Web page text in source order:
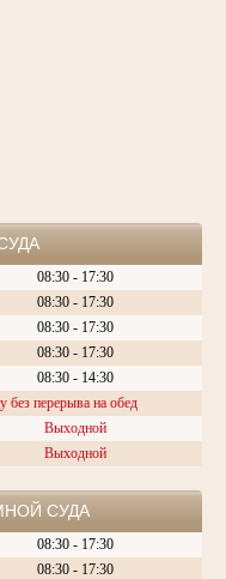
08:30 - 17:30
08:30 - 17:30
08:30 - 17:30
08:30 - 17:30
08:30 - 14:30
без перерыва на обед
Выходной
Выходной
СУДА
08:30 - 17:30
08:30 - 17:30